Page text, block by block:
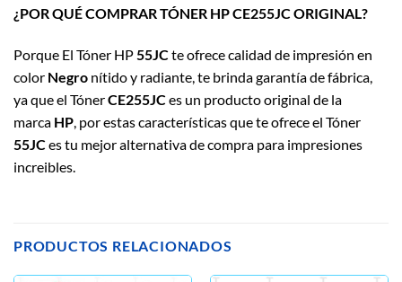
¿POR QUÉ COMPRAR TÓNER HP CE255JC ORIGINAL?
Porque El Tóner HP 55JCte ofrece calidad de impresión en
color Negro nítido y radiante, te brinda garantía de fábrica,
ya que el TónerCE255JCes un producto original de la
marca HP , por estas características que te ofrece el Tóner
55JCes tu mejor alternativa de compra para impresiones
increibles.
PRODUCTOS RELACIONADOS